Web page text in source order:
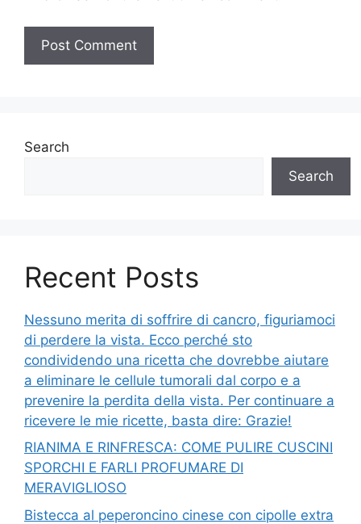
Search
Search
Recent Posts
Nessuno merita di soffrire di cancro, figuriamoci
di perdere la vista. Ecco perché sto
condividendo una ricetta che dovrebbe aiutare
a eliminare le cellule tumorali dal corpo e a
prevenire la perdita della vista. Per continuare a
ricevere le mie ricette, basta dire: Grazie!
RIANIMA E RINFRESCA: COME PULIRE CUSCINI
SPORCHI E FARLI PROFUMARE DI
MERAVIGLIOSO
Bistecca al peperoncino cinese con cipolle extra